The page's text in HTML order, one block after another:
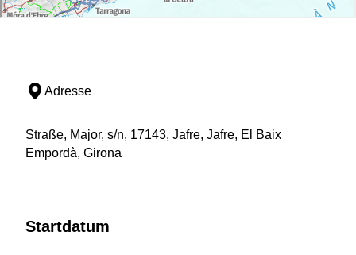
Adresse
Straße, Major, s/n, 17143, Jafre, Jafre, El Baix
Empordà, Girona
Startdatum